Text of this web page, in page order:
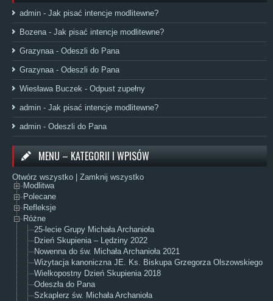
admin - Jak pisać intencje modlitewne?
Bozena - Jak pisać intencje modlitewne?
Grazynaa - Odeszli do Pana
Grazynaa - Odeszli do Pana
Wiesława Buczek - Odpust zupełny
admin - Jak pisać intencje modlitewne?
admin - Odeszli do Pana
MENU – KATEGORII I WPISÓW
Otwórz wszystko
Zamknij wszystko
Modlitwa
Polecane
Refleksje
Różne
25-lecie Grupy Michała Archanioła
Dzień Skupienia – Lędziny 2022
Nowenna do św. Michała Archanioła 2021
Wizytacja kanoniczna JE. Ks. Biskupa Grzegorza Olszowskiego
Wielkopostny Dzień Skupienia 2018
Odeszła do Pana
Szkaplerz św. Michała Archanioła